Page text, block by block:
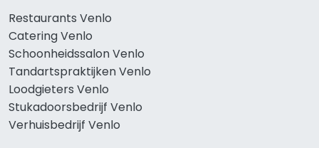
Restaurants Venlo
Catering Venlo
Schoonheidssalon Venlo
Tandartspraktijken Venlo
Loodgieters Venlo
Stukadoorsbedrijf Venlo
Verhuisbedrijf Venlo